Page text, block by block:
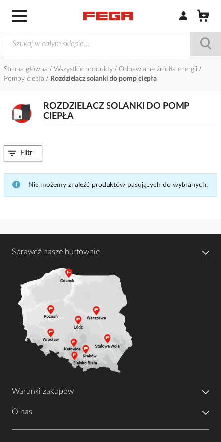
Zaloguj się /
Strona główna Wszystkie produkty
Odnawialne źródła energii
Pompy ciepła
Rozdzielacz solanki do pomp ciepła
ROZDZIELACZ SOLANKI DO POMP
CIEPŁA
Nie możemy znaleźć produktów pasujących do wybranych.
Filtr
Sprawdź nasze hurtownie
Warunki zakupów
O nas